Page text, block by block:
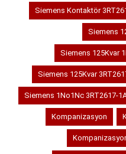
Siemens Kontaktör
Siemens
Siemens 125Kvar
Siemens 125Kvar
Siemens 1No1Nc 3RT2617-
Kompanizasyon